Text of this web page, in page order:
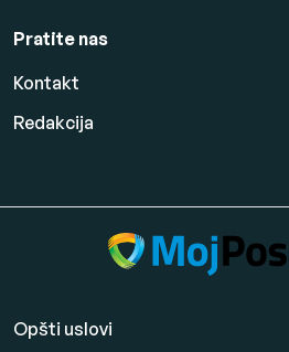
Pratite nas
Kontakt
Redakcija
Opšti uslovi